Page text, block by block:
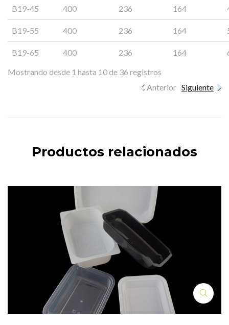
B19-45 400 236 164
B19-55 400 236 164
B19-65 400 236 164
Mostrando desde 1 hasta 10 de 36 registros
Anterior Siguiente
Productos relacionados